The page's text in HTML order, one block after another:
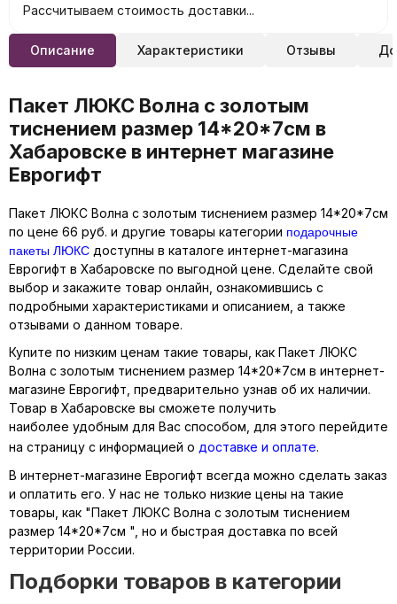
Рассчитываем стоимость доставки...
Описание Характеристики Отзывы
Пакет ЛЮКС Волна с золотым
тиснением размер 14*20*7см в
Хабаровске в интернет магазине
Еврогифт
Пакет ЛЮКС Волна с золотым тиснением размер 14*20*7см
по цене 66 руб. и другие товары категории подарочные
пакеты ЛЮКС доступны в каталоге интернет-магазина
Еврогифт в Хабаровске по выгодной цене. Сделайте свой
выбор и закажите товар онлайн, ознакомившись с
подробными характеристиками и описанием, а также
отзывами о данном товаре.
Купите по низким ценам такие товары, как Пакет ЛЮКС
Волна с золотым тиснением размер 14*20*7см в интернет-
магазине Еврогифт, предварительно узнав об их наличии.
Товар в Хабаровске вы сможете получить
наиболее удобным для Вас способом, для этого перейдите
на страницу с информацией о доставке и оплате.
В интернет-магазине Еврогифт всегда можно сделать заказ
и оплатить его. У нас не только низкие цены на такие
товары, как "Пакет ЛЮКС Волна с золотым тиснением
размер 14*20*7см ", но и быстрая доставка по всей
территории России.
Подборки товаров в категории